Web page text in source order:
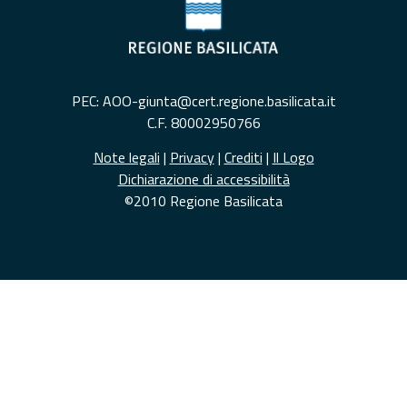
PEC: AOO-giunta@cert.regione.basilicata.it
C.F. 80002950766
Note legali | Privacy| Crediti | Il Logo
Dichiarazione di accessibilità
©2010 Regione Basilicata